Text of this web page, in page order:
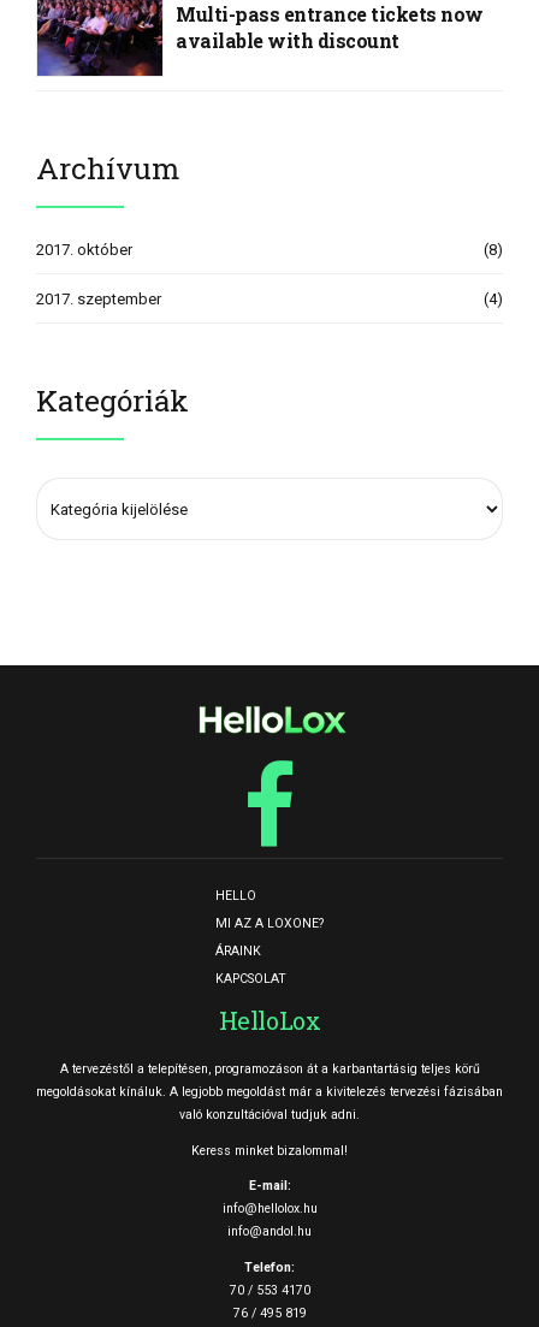
Multi-pass entrance tickets now
available with discount
Archívum
2017. október (8)
2017. szeptember (4)
Kategóriák
HELLO
MI AZ A LOXONE?
ÁRAINK
KAPCSOLAT
HelloLox
A tervezéstől a telepítésen, programozáson át a karbantartásig teljes körű
megoldásokat kínáluk. A legjobb megoldást már a kivitelezés tervezési fázisában
való konzultációval tudjuk adni.
Keress minket bizalommal!
E-mail:
info@hellolox.hu
info@andol.hu
Telefon:
70 / 553 4170
76 / 495 819